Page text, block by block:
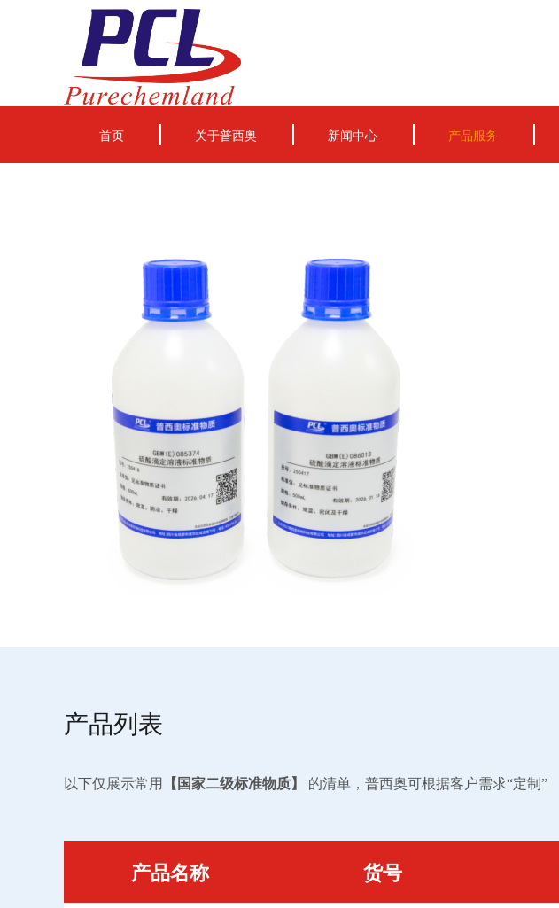
首页 关于普西奥 新闻中心 产品服务
产品列表
以下仅展示常用 【国家二级标准物质】 的清单，普西奥可根据客户需求“定制”
产品名称 货号